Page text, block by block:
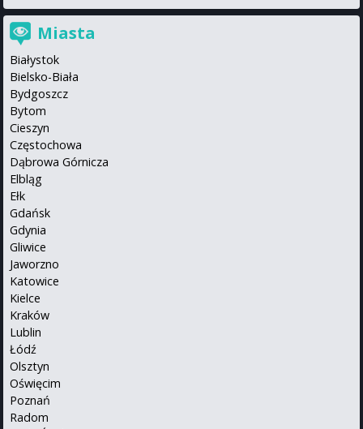
Miasta
Białystok
Bielsko-Biała
Bydgoszcz
Bytom
Cieszyn
Częstochowa
Dąbrowa Górnicza
Elbląg
Ełk
Gdańsk
Gdynia
Gliwice
Jaworzno
Katowice
Kielce
Kraków
Lublin
Łódź
Olsztyn
Oświęcim
Poznań
Radom